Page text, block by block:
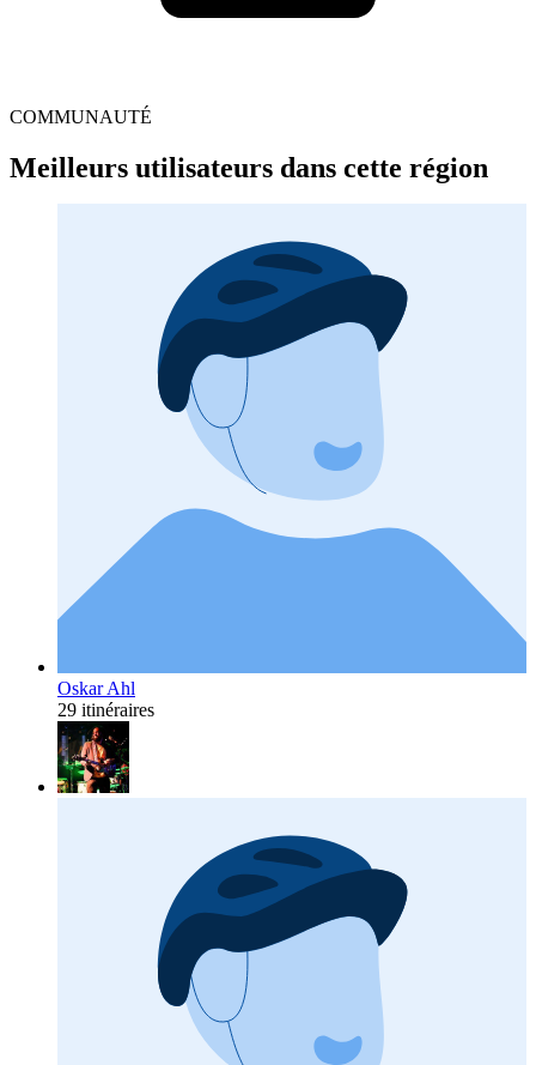
COMMUNAUTÉ
Meilleurs utilisateurs dans cette région
Oskar Ahl
29 itinéraires